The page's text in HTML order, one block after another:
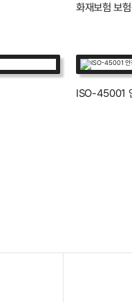
화재보험 보
ISO-45001